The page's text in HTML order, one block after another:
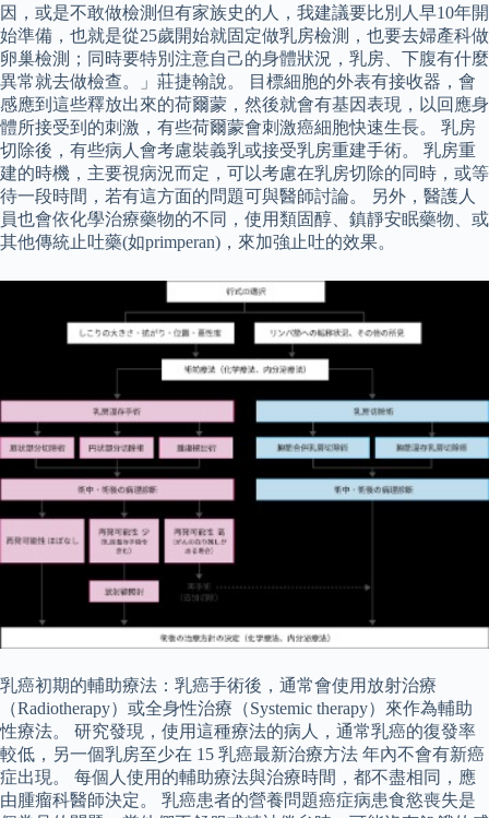
因，或是不敢做檢測但有家族史的人，我建議要比別人早10年開
始準備，也就是從25歲開始就固定做乳房檢測，也要去婦產科做
卵巢檢測；同時要特別注意自己的身體狀況，乳房、下腹有什麼
異常就去做檢查。」莊捷翰說。 目標細胞的外表有接收器，會
感應到這些釋放出來的荷爾蒙，然後就會有基因表現，以回應身
體所接受到的刺激，有些荷爾蒙會刺激癌細胞快速生長。 乳房
切除後，有些病人會考慮裝義乳或接受乳房重建手術。 乳房重
建的時機，主要視病況而定，可以考慮在乳房切除的同時，或等
待一段時間，若有這方面的問題可與醫師討論。 另外，醫護人
員也會依化學治療藥物的不同，使用類固醇、鎮靜安眠藥物、或
其他傳統止吐藥(如primperan)，來加強止吐的效果。
乳癌初期的輔助療法：乳癌手術後，通常會使用放射治療
（Radiotherapy）或全身性治療（Systemic therapy）來作為輔助
性療法。 研究發現，使用這種療法的病人，通常乳癌的復發率
較低，另一個乳房至少在 15 乳癌最新治療方法 年內不會有新癌
症出現。 每個人使用的輔助療法與治療時間，都不盡相同，應
由腫瘤科醫師決定。 乳癌患者的營養問題癌症病患食慾喪失是